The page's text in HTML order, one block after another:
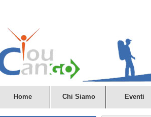
Home Chi Siamo Eventi